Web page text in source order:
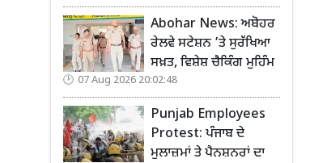
Abohar News: ਅਬੋਹਰ
ਰੇਲਵੇ ਸਟੇਸ਼ਨ ’ਤੇ ਸੁਰੱਖਿਆ
ਸਖ਼ਤ, ਵਿਸ਼ੇਸ਼ ਚੈਕਿੰਗ ਮੁਹਿੰਮ
07 Aug 2026 20:02:48
Punjab Employees
Protest: ਪੰਜਾਬ ਦੇ
ਮੁਲਾਜ਼ਮਾਂ ਤੇ ਪੈਨਸ਼ਨਰਾਂ ਦਾ